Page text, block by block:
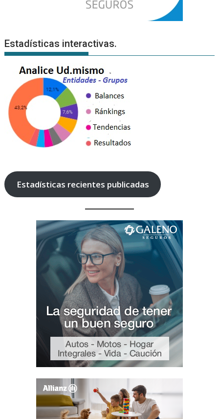
Estadísticas interactivas.
Estadísticas recientes publicadas